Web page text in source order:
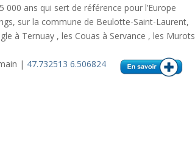
ans qui sert de référence pour l’Europe
sur la commune de Beulotte-Saint-Laurent,
à Ternuay , les Couas à Servance , les Murots
| 47.732513 6.506824